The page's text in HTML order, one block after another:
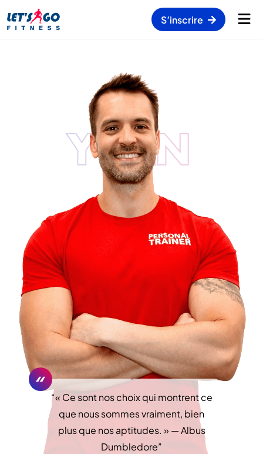
S’inscrire
YVAN
“« Ce sont nos choix qui montrent ce
que nous sommes vraiment, bien
plus que nos aptitudes. » — Albus
Dumbledore”